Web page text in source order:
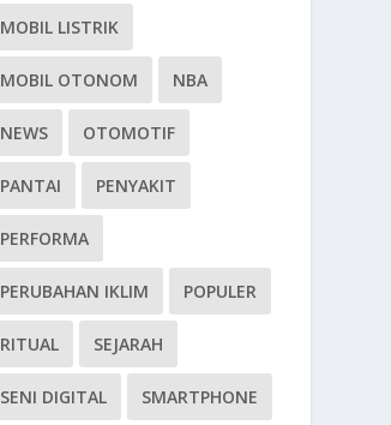
MOBIL LISTRIK
MOBIL OTONOM NBA
NEWS OTOMOTIF
PANTAI PENYAKIT
PERFORMA
PERUBAHAN IKLIM POPULER
RITUAL SEJARAH
SENI DIGITAL SMARTPHONE